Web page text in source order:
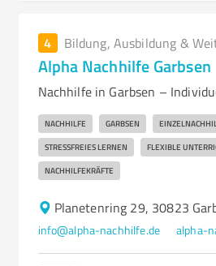
4 Bildung, Ausbildung &
Alpha Nachhilfe Garbsen
Nachhilfe in Garbsen –
NACHHILFE GARBSEN
STRESSFREIES LERNEN FLEXIBLE
NACHHILFEKRÄFTE
Planetenring 29, 30823
info@alpha-nachhilfe.de alpha-